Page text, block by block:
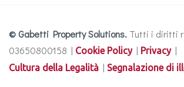
© Gabetti Property Solutions. Tutti i diritti
03650800158 | Cookie Policy| Privacy|
Cultura della Legalità | Segnalazione di